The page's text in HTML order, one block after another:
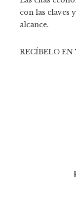
con las claves
alcance.
RECÍBELO EN